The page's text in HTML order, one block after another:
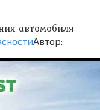
автомобиля
Автор: